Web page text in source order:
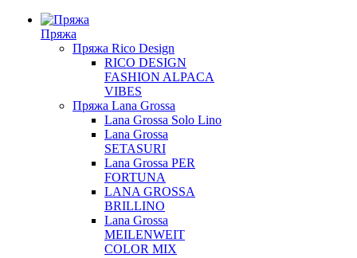
Пряжа
Пряжа Rico Design
RICO DESIGN
FASHION ALPACA
VIBES
Пряжа Lana Grossa
Lana Grossa Solo Lino
Lana Grossa
SETASURI
Lana Grossa PER
FORTUNA
LANA GROSSA
BRILLINO
Lana Grossa
MEILENWEIT
COLOR MIX